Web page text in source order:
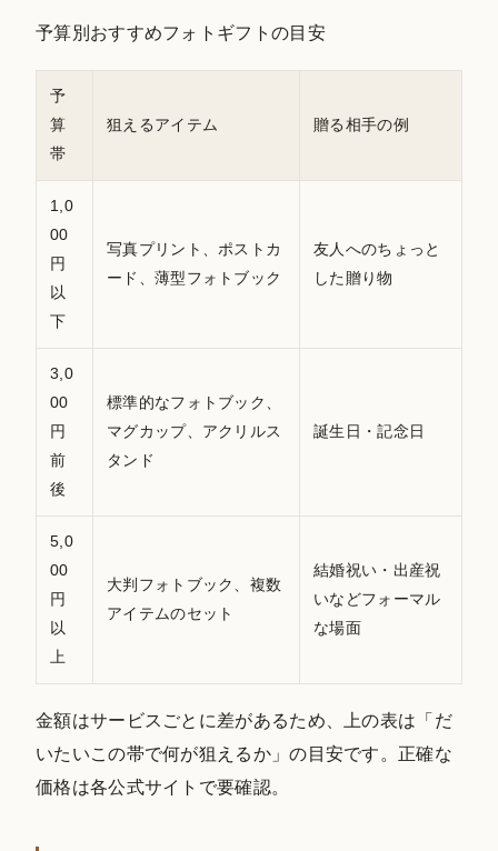
予算別おすすめフォトギフトの目安
予
算
帯
狙えるアイテム 贈る相手の例
1,0
00
円
以
下
写真プリント、ポストカ
ード、薄型フォトブック
友人へのちょっと
した贈り物
3,0
00
円
前
後
標準的なフォトブック、
マグカップ、アクリルス
タンド
誕生日・記念日
5,0
00
円
以
上
大判フォトブック、複数
アイテムのセット
結婚祝い・出産祝
いなどフォーマル
な場面
金額はサービスごとに差があるため、上の表は「だ
いたいこの帯で何が狙えるか」の目安です。正確な
価格は各公式サイトで要確認。